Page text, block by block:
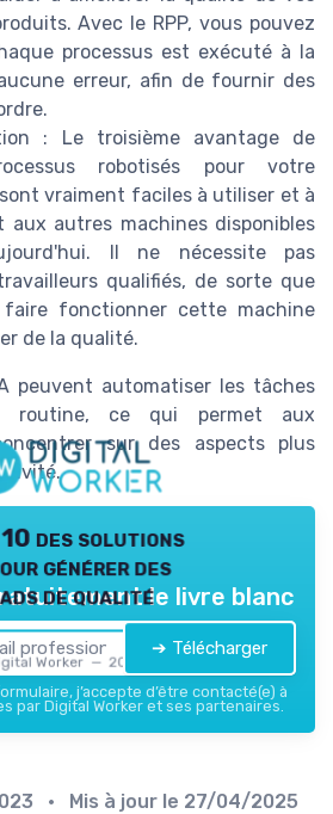
Avec le RPP, vous pouvez
processus est exécuté à la
erreur, afin de fournir des
: Le troisième avantage de
robotisés pour votre
vraiment faciles à utiliser et à
aux autres machines disponibles
Il ne nécessite pas
qualifiés, de sorte que
fonctionner cette machine
de la qualité.
peuvent automatiser les tâches
routine, ce qui permet aux
sur des aspects plus
des solutions
générer des
de qualité
Worker — 2026
le livre blanc
➔ Télécharger
j’accepte d’être contacté(e) à
par Digital Worker et ses partenaires.
• Mis à jour le 27/04/2025